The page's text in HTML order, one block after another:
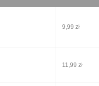
9,99 zł
11,99 zł